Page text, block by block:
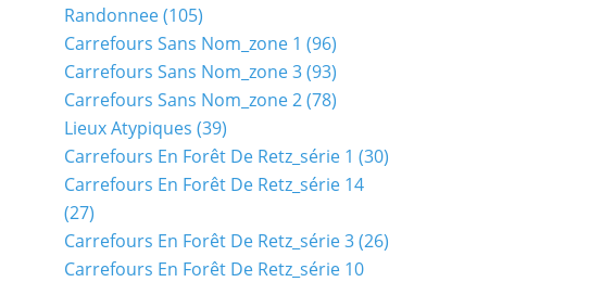
Randonnee(105)
Carrefours Sans Nom_zone 1 (96)
Carrefours Sans Nom_zone 3(93)
Carrefours Sans Nom_zone 2(78)
Lieux Atypiques (39)
Carrefours En Forêt De Retz_série 1 (30)
Carrefours En Forêt De Retz_série 14
(27)
Carrefours En Forêt De Retz_série 3(26)
Carrefours En Forêt De Retz_série 10